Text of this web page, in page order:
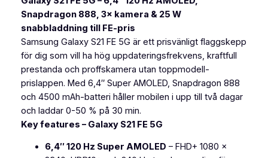
x
S
2
G
Snapdragon 888, 3× kamera & 25 W
snabbladdning till FE-pris
Samsung Galaxy S21 FE 5G är ett prisvänligt flaggskepp
för dig som vill ha hög uppdateringsfrekvens, kraftfull
prestanda och proffskamera utan toppmodell-
prislappen. Med 6,4″ Super AMOLED, Snapdragon 888
och 4500 mAh-batteri håller mobilen i upp till två dagar
och laddar 0-50 % på 30 min.
Key features – Galaxy S21 FE 5G
6,4″ 120 Hz Super AMOLED – FHD+ 1080 ×